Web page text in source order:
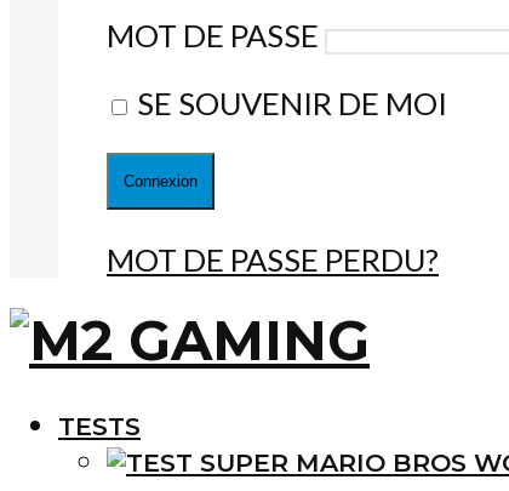
MOT DE PASSE
SE SOUVENIR DE MOI
MOT DE PASSE PERDU?
TESTS